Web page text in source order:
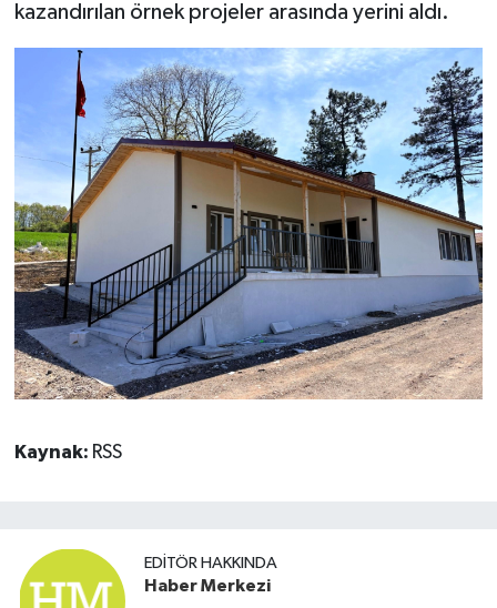
kazandırılan örnek projeler arasında yerini aldı.
Kaynak: RSS
EDITÖR HAKKINDA
Haber Merkezi